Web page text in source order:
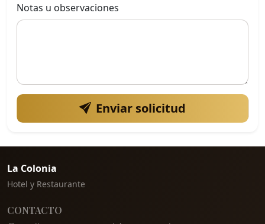
Notas u observaciones
Enviar solicitud
La Colonia
Hotel y Restaurante
CONTACTO